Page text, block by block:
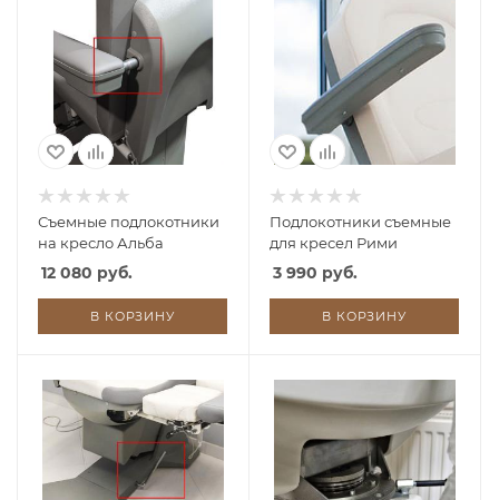
Съемные подлокотники
на кресло Альба
12 080 руб.
В КОРЗИНУ
Подлокотники съемные
для кресел Рими
3 990 руб.
В КОРЗИНУ